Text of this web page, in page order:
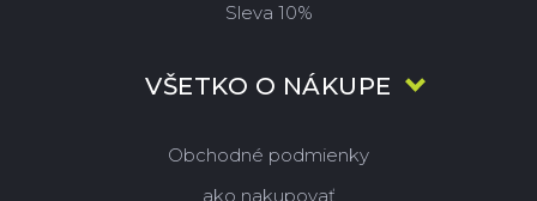
Sleva 10%
VŠETKO O NÁKUPE
Obchodné podmienky
ako nakupovať